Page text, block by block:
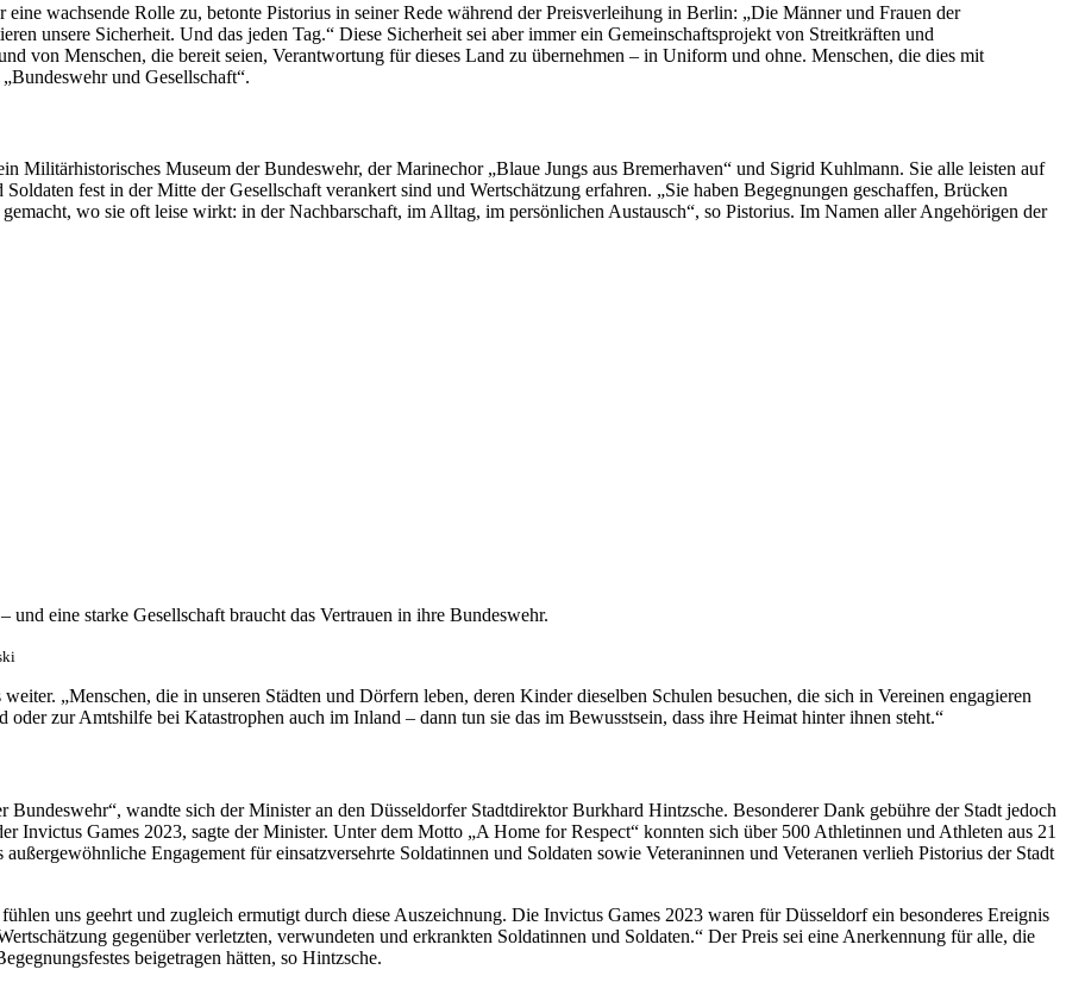
wachsende Rolle zu, betonte Pistorius in seiner Rede während der Preisverleihung in Berlin: „Die Männer und Frauen der
unsere Sicherheit. Und das jeden Tag.“ Diese Sicherheit sei aber immer ein Gemeinschaftsprojekt von Streitkräften und
von Menschen, die bereit seien, Verantwortung für dieses Land zu übernehmen – in Uniform und ohne. Menschen, die dies mit
und Gesellschaft“.
Militärhistorisches Museum der Bundeswehr, der Marinechor „Blaue Jungs aus Bremerhaven“ und Sigrid Kuhlmann. Sie alle leisten auf
fest in der Mitte der Gesellschaft verankert sind und Wertschätzung erfahren. „Sie haben Begegnungen geschaffen, Brücken
wo sie oft leise wirkt: in der Nachbarschaft, im Alltag, im persönlichen Austausch“, so Pistorius. Im Namen aller Angehörigen der
und eine starke Gesellschaft braucht das Vertrauen in ihre Bundeswehr.
„Menschen, die in unseren Städten und Dörfern leben, deren Kinder dieselben Schulen besuchen, die sich in Vereinen engagieren
zur Amtshilfe bei Katastrophen auch im Inland – dann tun sie das im Bewusstsein, dass ihre Heimat hinter ihnen steht.“
Bundeswehr“, wandte sich der Minister an den Düsseldorfer Stadtdirektor Burkhard Hintzsche. Besonderer Dank gebühre der Stadt jedoch
Invictus Games 2023, sagte der Minister. Unter dem Motto „A Home for Respect“ konnten sich über 500 Athletinnen und Athleten aus 21
Engagement für einsatzversehrte Soldatinnen und Soldaten sowie Veteraninnen und Veteranen verlieh Pistorius der Stadt
uns geehrt und zugleich ermutigt durch diese Auszeichnung. Die Invictus Games 2023 waren für Düsseldorf ein besonderes Ereignis
gegenüber verletzten, verwundeten und erkrankten Soldatinnen und Soldaten.“ Der Preis sei eine Anerkennung für alle, die
beigetragen hätten, so Hintzsche.